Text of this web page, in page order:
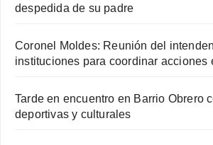
despedida de su padre
Coronel Moldes: Reunión del
instituciones para coordinar acciones
Tarde en encuentro en Barrio Obrero
deportivas y culturales